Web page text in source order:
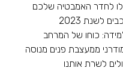
לחדר האמבטיה שלכם
לשנת 2023
כוחו של המרחב
ממעצבת פנים מנוסה
לשרת אותנו